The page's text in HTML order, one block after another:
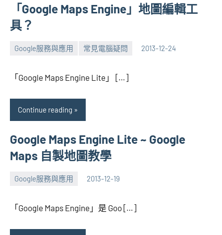
「Google Maps Engine」地圖編輯工
具？
Google服務與應用 常見電腦疑問 2013-12-24
芋「Google Maps Engine Lite」 […]
Continue reading
Google Maps Engine Lite ~ Google
Maps 自製地圖教學
Google服務與應用 2013-12-19
芋「Google Maps Engine」是 Goo […]